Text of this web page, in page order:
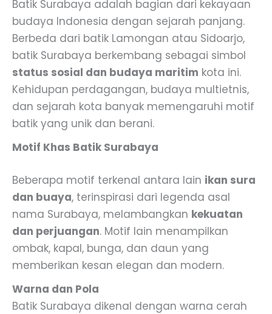
Batik Surabaya adalah bagian dari kekayaan
budaya Indonesia dengan sejarah panjang.
Berbeda dari batik Lamongan atau Sidoarjo,
batik Surabaya berkembang sebagai simbol
status sosial dan budaya maritim kota ini.
Kehidupan perdagangan, budaya multietnis,
dan sejarah kota banyak memengaruhi motif
batik yang unik dan berani.
Motif Khas Batik Surabaya
Beberapa motif terkenal antara lain ikan sura
dan buaya, terinspirasi dari legenda asal
nama Surabaya, melambangkan kekuatan
dan perjuangan. Motif lain menampilkan
ombak, kapal, bunga, dan daun yang
memberikan kesan elegan dan modern.
Warna dan Pola
Batik Surabaya dikenal dengan warna cerah